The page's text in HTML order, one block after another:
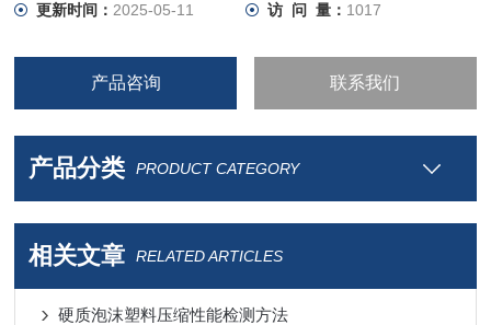
更新时间： 2025-05-11 访 问 量： 1017
产品咨询 联系我们
产品分类 PRODUCT CATEGORY
相关文章 RELATED ARTICLES
硬质泡沫塑料压缩性能检测方法